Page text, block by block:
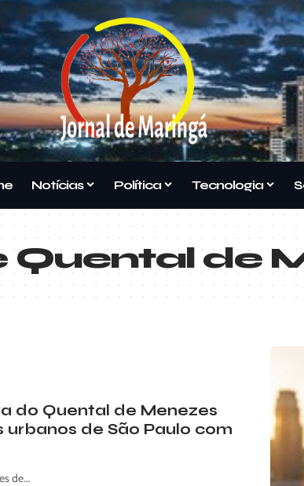
Notícias Política Tecnologia
Quental de
do Quental de Menezes
de São Paulo com
de…